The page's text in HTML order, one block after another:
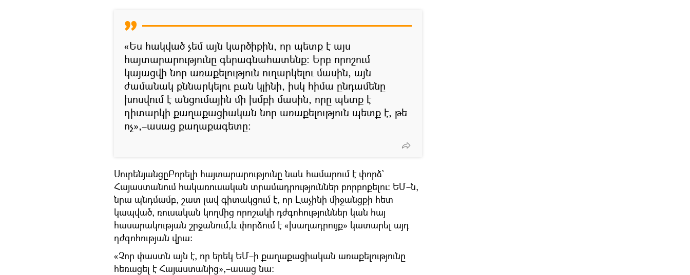
«Ես հակված չեմ այն կարծիքին, որ պետք է այս
հայտարարությունը գերագնահատենք։ Երբ որոշում
կայացվի նոր առաքելություն ուղարկելու մասին, այն
ժամանակ քննարկելու բան կլինի, իսկ հիմա ընդամենը
խոսվում է անցումային մի խմբի մասին, որը պետք է
դիտարկի քաղաքացիական նոր առաքելություն պետք է, թե
ոչ»,–ասաց քաղաքագետը։
ՍուրենյանցըԲորելի հայտարարությունը նաև համարում է փորձ`
Հայաստանում հակառուսական տրամադրություններ բորբոքելու։ ԵՄ–ն,
նրա պնդմամբ, շատ լավ գիտակցում է, որ Լաչինի միջանցքի հետ
կապված, ռուսական կողմից որոշակի դժգոհություններ կան հայ
հասարակության շրջանում,և փորձում է «խաղադրույք» կատարել այդ
դժգոհության վրա։
«Չոր փաստն այն է, որ երեկ ԵՄ–ի քաղաքացիական առաքելությունը
հեռացել է Հայաստանից»,–ասաց նա։